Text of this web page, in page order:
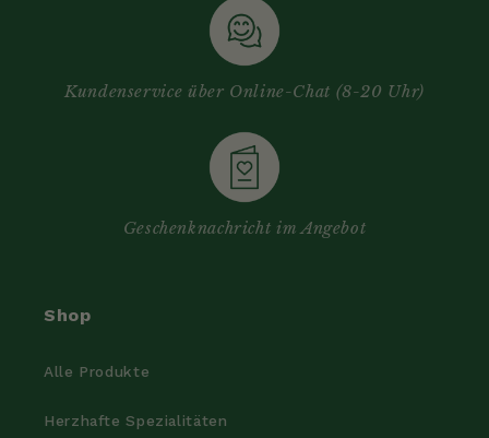
Kundenservice über Online-Chat (8-20 Uhr)
Geschenknachricht im Angebot
Shop
Alle Produkte
Herzhafte Spezialitäten